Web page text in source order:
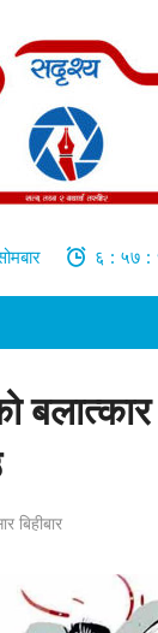
६ : ५७ :
बिहीबार